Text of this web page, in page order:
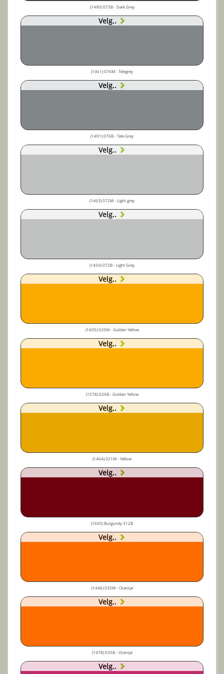
(1490) 073B - Dark Grey
Velg..
(1461) 076M - Telegrey
Velg..
(1491) 076B - Tele Grey
Velg..
(1463) 072M - Light grey
Velg..
(1450) 072B - Light Grey
Velg..
(1605) 020M - Golden Yellow
Velg..
(1578) 020B - Golden Yellow
Velg..
(1464) 021M - Yellow
Velg..
(1600) Burgundy 312B
Velg..
(1446) 035M - Oransje
Velg..
(1478) 035B - Oransje
Velg..